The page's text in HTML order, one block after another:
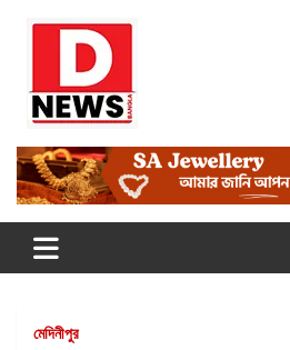
Dnews
#Medinipur24X7News
মেদিনীপুর